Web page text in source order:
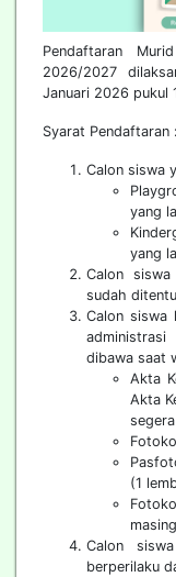
Pendaftaran
2026/2027
Januari 2026 pukul
Syarat Pendaftaran :
Calon siswa
yang
yang
Calon
sudah
Calon siswa
dibawa saat
Akta
Akta
(1
Calon
berperilaku